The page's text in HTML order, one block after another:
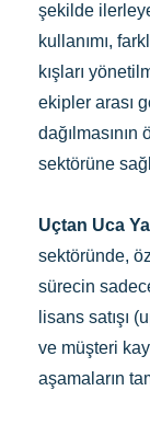
şekilde
kullanımı,
kışları
ekipler arası
sektörüne
Uçtan Uca
sektöründe,
sürecin
lisans satışı
ve müşteri
aşamaların